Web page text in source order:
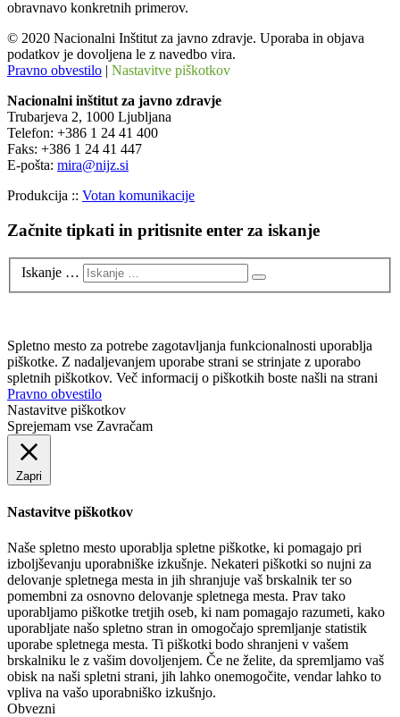
obravnavo konkretnih primerov.
© 2020 Nacionalni Inštitut za javno zdravje. Uporaba in objava
podatkov je dovoljena le z navedbo vira.
Pravno obvestilo | Nastavitve piškotkov
Nacionalni inštitut za javno zdravje
Trubarjeva 2, 1000 Ljubljana
Telefon: +386 1 24 41 400
Faks: +386 1 24 41 447
E-pošta: mira@nijz.si
Produkcija :: Votan komunikacije
Začnite tipkati in pritisnite enter za iskanje
Iskanje …
Spletno mesto za potrebe zagotavljanja funkcionalnosti uporablja
piškotke. Z nadaljevanjem uporabe strani se strinjate z uporabo
spletnih piškotkov. Več informacij o piškotkih boste našli na strani
Pravno obvestilo
Nastavitve piškotkov
Sprejemam vse Zavračam
Zapri
Nastavitve piškotkov
Naše spletno mesto uporablja spletne piškotke, ki pomagajo pri
izboljševanju uporabniške izkušnje. Nekateri piškotki so nujni za
delovanje spletnega mesta in jih shranjuje vaš brskalnik ter so
pomembni za osnovno delovanje spletnega mesta. Prav tako
uporabljamo piškotke tretjih oseb, ki nam pomagajo razumeti, kako
uporabljate našo spletno stran in omogočajo spremljanje statistik
uporabe spletnega mesta. Ti piškotki bodo shranjeni v vašem
brskalniku le z vašim dovoljenjem. Če ne želite, da spremljamo vaš
obisk na naši spletni strani, jih lahko onemogočite, vendar lahko to
vpliva na vašo uporabniško izkušnjo.
Obvezni